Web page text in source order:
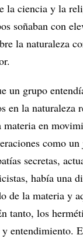
la ciencia y la
soñaban con
la naturaleza
un grupo
en la naturaleza
materia en
como
secretas,
había una
de la materia y
tanto, los
entendimiento.